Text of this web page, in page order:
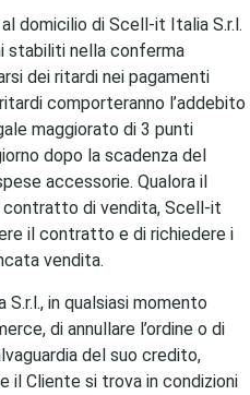
domicilio di Scell-it Italia S.r.l.
stabiliti nella conferma
dei ritardi nei pagamenti
comporteranno l’addebito
maggiorato di 3 punti
dopo la scadenza del
accessorie. Qualora il
contratto di vendita, Scell-it
il contratto e di richiedere i
vendita.
in qualsiasi momento
di annullare l’ordine o di
del suo credito,
il Cliente si trova in condizioni